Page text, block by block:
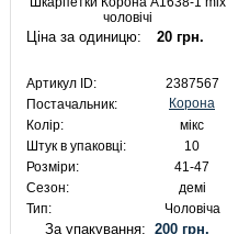
чоловічі
Ціна за одиницю: 20 грн.
Артикул ID:
2387567
Постачальник:
Корона
Колір:
мікс
Штук в упаковці:
10
Розміри:
41-47
Сезон:
демі
Тип:
Чоловіча
За упакування:200 грн.